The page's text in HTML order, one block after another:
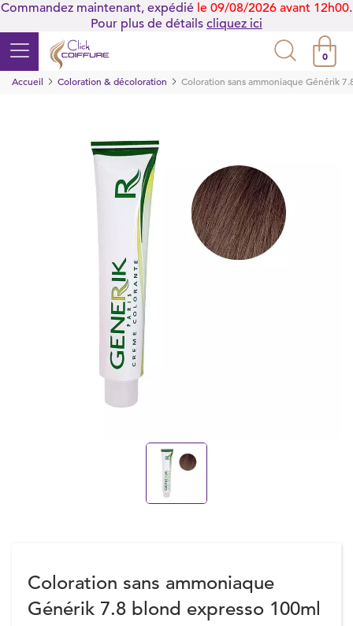
Commandez maintenant, expédié le 09/08/2026 avant 12h00.
Pour plus de détails cliquez ici
0
Accueil
Coloration & décoloration Coloration sans ammoniaque Générik
Coloration sans ammoniaque
Générik 7.8 blond expresso 100ml